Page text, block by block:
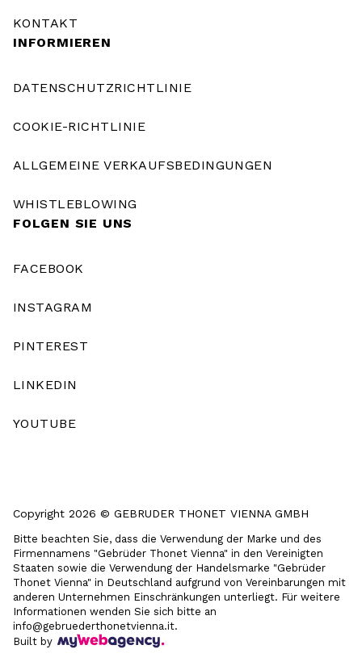
KONTAKT
INFORMIEREN
DATENSCHUTZRICHTLINIE
COOKIE-RICHTLINIE
ALLGEMEINE VERKAUFSBEDINGUNGEN
WHISTLEBLOWING
FOLGEN SIE UNS
FACEBOOK
INSTAGRAM
PINTEREST
LINKEDIN
YOUTUBE
Copyright 2026 © GEBRUDER THONET VIENNA GMBH
Bitte beachten Sie, dass die Verwendung der Marke und des
Firmennamens "Gebrüder Thonet Vienna" in den Vereinigten
Staaten sowie die Verwendung der Handelsmarke "Gebrüder
Thonet Vienna" in Deutschland aufgrund von Vereinbarungen mit
anderen Unternehmen Einschränkungen unterliegt. Für weitere
Informationen wenden Sie sich bitte an
info@gebruederthonetvienna.it.
Built by